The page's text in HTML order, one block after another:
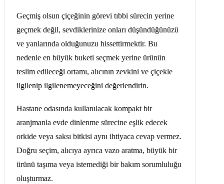
Geçmiş olsun çiçeğinin görevi tıbbi sürecin yerine
geçmek değil, sevdiklerinize onları düşündüğünüzü
ve yanlarında olduğunuzu hissettirmektir. Bu
nedenle en büyük buketi seçmek yerine ürünün
teslim edileceği ortamı, alıcının zevkini ve çiçekle
ilgilenip ilgilenemeyeceğini değerlendirin.
Hastane odasında kullanılacak kompakt bir
aranjmanla evde dinlenme sürecine eşlik edecek
orkide veya saksı bitkisi aynı ihtiyaca cevap vermez.
Doğru seçim, alıcıya ayrıca vazo aratma, büyük bir
ürünü taşıma veya istemediği bir bakım sorumluluğu
oluşturmaz.